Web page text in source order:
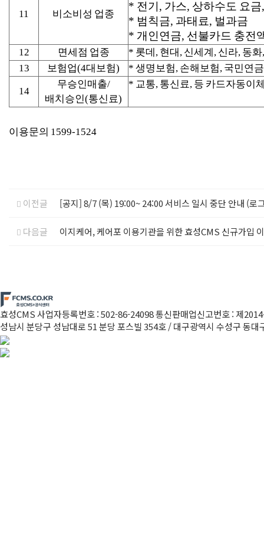
11 비소비성 업종
* 전기, 가스, 상하수도 요
* 범칙금, 과태료, 벌과금
* 개인연금, 선불카드 충전
12 면세점 업종
* 롯데, 현대, 신세계, 신라, 동
13
보험업(4대보험) * 생명보험, 손해보험, 국민연
14
무승인매출/
배치승인(통신료)
* 교통, 통신료, 등 카드자동이
이용문의 1599-1524
이전글 [공지] 8/7 (목) 19:00~ 24:00 서비스 일시 중단 안내 (로
다음글 이지케어, 케어포 이용기관을 위한 효성CMS 신규가입
효성CMS 사업자등록번호 : 502-86-24098 통신판매업신고번호 : 제
성남시 분당구 성남대로 51 분당 포스빌 354호 / 대구광역시 수성구 동